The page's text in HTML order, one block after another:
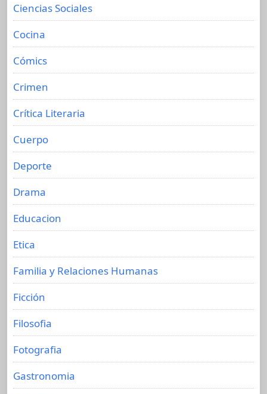
Ciencias Sociales
Cocina
Cómics
Crimen
Crítica Literaria
Cuerpo
Deporte
Drama
Educacion
Etica
Familia y Relaciones Humanas
Ficción
Filosofia
Fotografia
Gastronomia